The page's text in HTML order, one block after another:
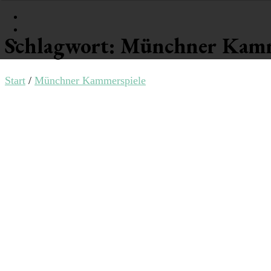
Philtrat
Schlagwort: Münchner
Start / Münchner Kammerspiele